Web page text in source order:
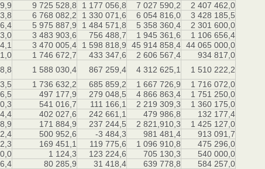
9 725 528,8 1 177 056,8 7 027 590,2
2 407 462,0
6 768 082,2 1 330 071,6 6 054 816,0
3 428 185,5
5 975 887,9 1 484 571,8 5 358 360,4
2 301 600,0
3 483 903,6 756 488,7 1 945 361,6
1 106 656,4
3 470 005,4 1 598 818,9 45 914 858,4 44 065 000,0
1 746 672,7 433 347,6 2 606 567,4
934 817,0
1 588 030,4 867 259,4 4 312 625,1
1 510 222,2
1 736 632,2 685 859,2 1 667 726,9
1 716 072,0
497 177,9 279 048,5 4 866 863,4
1 751 250,0
541 016,7 111 166,1 2 219 309,3
1 360 175,0
402 027,6 242 661,1 479 986,8
132 177,4
171 884,9 237 244,5 2 821,910,3
1 425 127,0
500 952,6 -3 484,3 981 481,4
913 091,7
169 451,1 119 775,6 1 096 910,8
475 296,0
0,0 1 124,3 123 224,6 705 130,3
540 000,0
80 285,9 31 418,4 639 778,8 584 257,0